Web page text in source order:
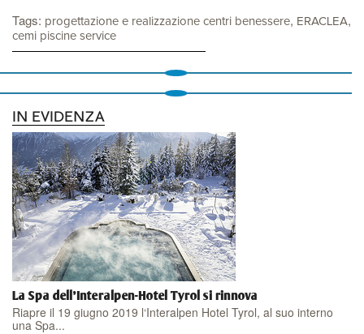
Tags: progettazione e realizzazione centri benessere, ERACLEA,
cemi piscine service
IN EVIDENZA
La Spa dell'Interalpen-Hotel Tyrol si rinnova
Riapre il 19 giugno 2019 l‘Interalpen Hotel Tyrol, al suo interno
una Spa...